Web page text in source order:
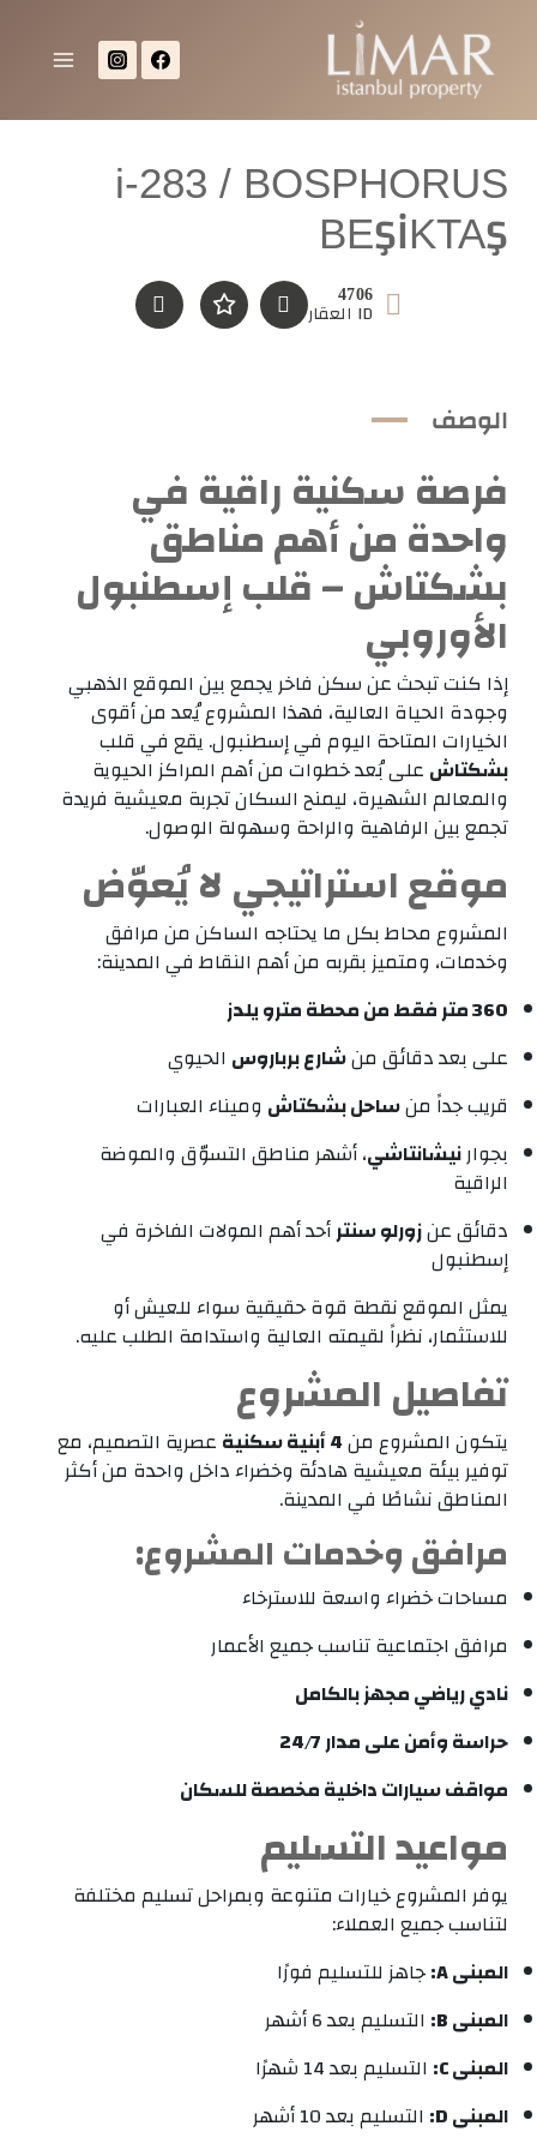
i-283 / BOSPHORUS
BEŞİKTAŞ
4706
ID العقار
الوصف
فرصة سكنية راقية في
واحدة من أهم مناطق
بشكتاش – قلب إسطنبول
الأوروبي
إذا كنت تبحث عن سكن فاخر يجمع بين الموقع الذهبي
وجودة الحياة العالية، فهذا المشروع يُعد من أقوى
الخيارات المتاحة اليوم في إسطنبول. يقع في قلب
بشكتاش على بُعد خطوات من أهم المراكز الحيوية
والمعالم الشهيرة، ليمنح السكان تجربة معيشية فريدة
تجمع بين الرفاهية والراحة وسهولة الوصول.
موقع استراتيجي لا يُعوّض
المشروع محاط بكل ما يحتاجه الساكن من مرافق
وخدمات، ومتميز بقربه من أهم النقاط في المدينة:
360 متر فقط من محطة مترو يلدز
على بعد دقائق منشارع برباروس الحيوي
قريب جداً منساحل بشكتاش وميناء العبارات
بجوارنيشانتاشي، أشهر مناطق التسوّق والموضة
الراقية
دقائق عنزورلو سنترأحد أهم المولات الفاخرة في
إسطنبول
يمثل الموقع نقطة قوة حقيقية سواء للعيش أو
للاستثمار، نظراً لقيمته العالية واستدامة الطلب عليه.
تفاصيل المشروع
يتكون المشروع من4 أبنية سكنية
عصرية التصميم، مع
توفير بيئة معيشية هادئة وخضراء داخل واحدة من أكثر
المناطق نشاطًا في المدينة.
مرافق وخدمات المشروع:
مساحات خضراء واسعة للاسترخاء
مرافق اجتماعية تناسب جميع الأعمار
نادي رياضي مجهز بالكامل
حراسة وأمن على مدار 24/7
مواقف سيارات داخلية مخصصة للسكان
مواعيد التسليم
يوفر المشروع خيارات متنوعة وبمراحل تسليم مختلفة
لتناسب جميع العملاء:
المبنى A:
جاهز للتسليم فورًا
المبنى B:
التسليم بعد 6 أشهر
المبنى C:
التسليم بعد 14 شهرًا
المبنى D:
التسليم بعد 10 أشهر